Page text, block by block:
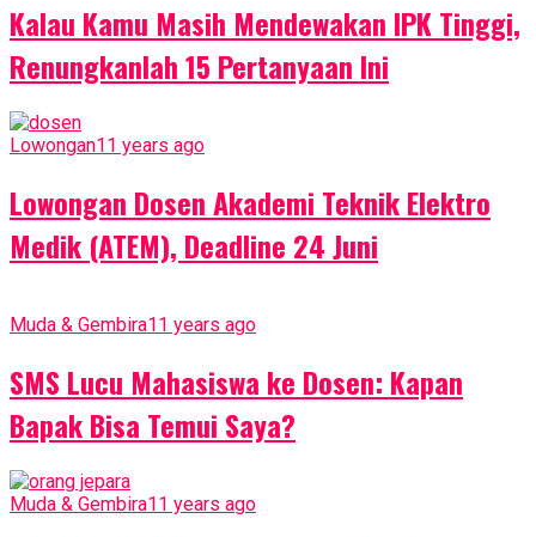
Kalau Kamu Masih Mendewakan IPK Tinggi,
Renungkanlah 15 Pertanyaan Ini
Lowongan11 years ago
Lowongan Dosen Akademi Teknik Elektro
Medik (ATEM), Deadline 24 Juni
Muda & Gembira11 years ago
SMS Lucu Mahasiswa ke Dosen: Kapan
Bapak Bisa Temui Saya?
Muda & Gembira11 years ago